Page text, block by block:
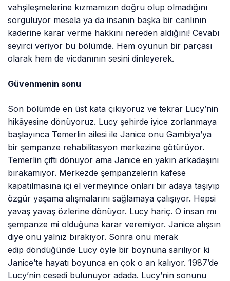
vahşileşmelerine kızmamızın doğru olup olmadığını
sorguluyor mesela ya da insanın başka bir canlının
kaderine karar verme hakkını nereden aldığını! Cevabı
seyirci veriyor bu bölümde. Hem oyunun bir parçası
olarak hem de vicdanının sesini dinleyerek.
Güvenmenin sonu
Son bölümde en üst kata çıkıyoruz ve tekrar Lucy’nin
hikâyesine dönüyoruz. Lucy şehirde iyice zorlanmaya
başlayınca Temerlin ailesi ile Janice onu Gambiya’ya
bir şempanze rehabilitasyon merkezine götürüyor.
Temerlin çifti dönüyor ama Janice en yakın arkadaşını
bırakamıyor. Merkezde şempanzelerin kafese
kapatılmasına içi el vermeyince onları bir adaya taşıyıp
özgür yaşama alışmalarını sağlamaya çalışıyor. Hepsi
yavaş yavaş özlerine dönüyor. Lucy hariç. O insan mı
şempanze mi olduğuna karar veremiyor. Janice alışsın
diye onu yalnız bırakıyor. Sonra onu merak
edip döndüğünde Lucy öyle bir boynuna sarılıyor ki
Janice’te hayatı boyunca en çok o an kalıyor. 1987’de
Lucy’nin cesedi bulunuyor adada. Lucy’nin sonunu